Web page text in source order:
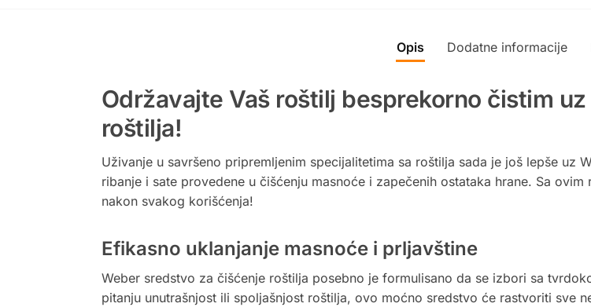
Opis Dodatne informacije
Održavajte Vaš roštilj besprekorno čistim
roštilja!
Uživanje u savršeno pripremljenim specijalitetima sa roštilja sada je još lepše uz
ribanje i sate provedene u čišćenju masnoće i zapečenih ostataka hrane. Sa
nakon svakog korišćenja!
Efikasno uklanjanje masnoće i prljavštine
Weber sredstvo za čišćenje roštilja posebno je formulisano da se izbori sa
pitanju unutrašnjost ili spoljašnjost roštilja, ovo moćno sredstvo će rastvoriti sve